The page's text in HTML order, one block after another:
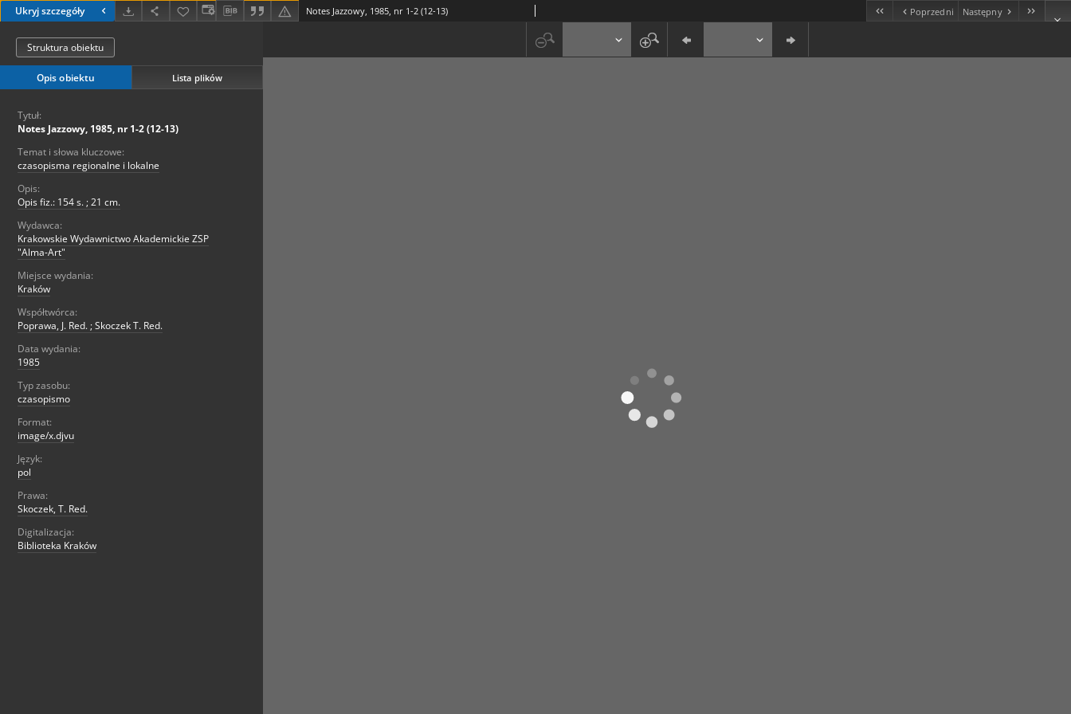
Ukryj szczegóły Notes Jazzowy, 1985, nr 1-2 (12-13) Poprzedni Następny
Struktura obiektu
Opis obiektu Lista plików
Tytuł:
Notes Jazzowy, 1985, nr 1-2 (12-13)
Temat i słowa kluczowe:
czasopisma regionalne i lokalne
Opis:
Opis fiz.: 154 s. ; 21 cm.
Wydawca:
Krakowskie Wydawnictwo Akademickie ZSP
"Alma-Art"
Miejsce wydania:
Kraków
Współtwórca:
Poprawa, J. Red. ; Skoczek T. Red.
Data wydania:
1985
Typ zasobu:
czasopismo
Format:
image/x.djvu
Język:
pol
Prawa:
Skoczek, T. Red.
Digitalizacja:
Biblioteka Kraków